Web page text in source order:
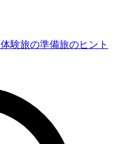
体験旅の準備旅のヒント